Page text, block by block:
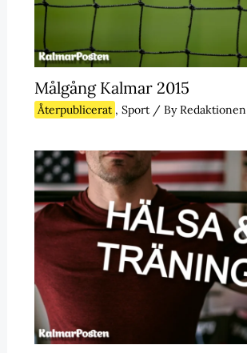
Målgång Kalmar 2015
Återpublicerat , Sport/ ByRedaktionen